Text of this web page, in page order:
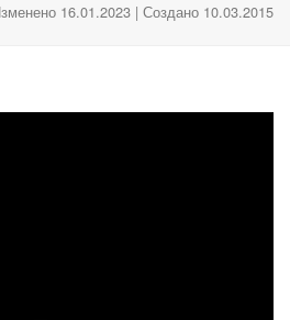
16.01.2023 | Создано 10.03.2015